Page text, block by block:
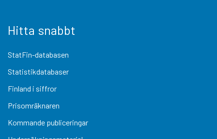
Hitta snabbt
StatFin-databasen
Statistikdatabaser
Finland i siffror
Prisomräknaren
Kommande publiceringar